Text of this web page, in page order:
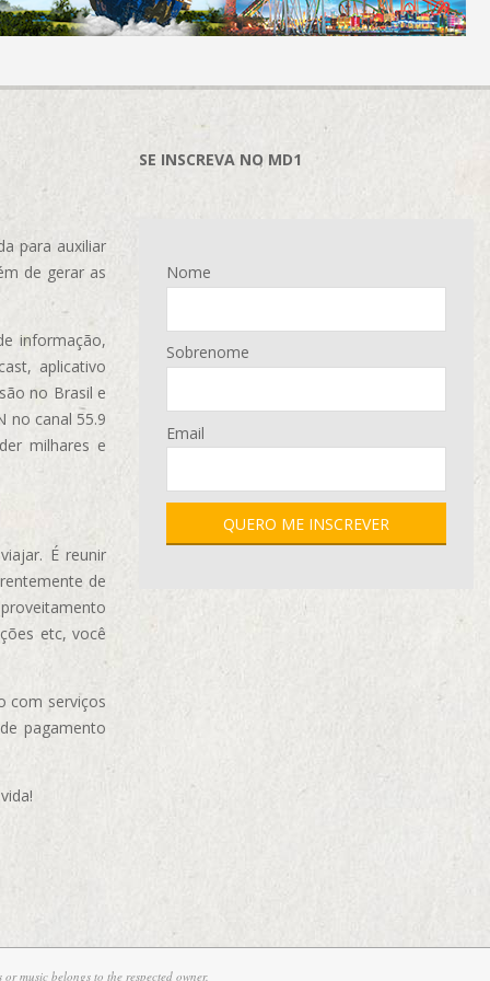
para auxiliar
de gerar as
informação,
aplicativo
no Brasil e
no canal 55.9
milhares e
É reunir
de
etc, você
com serviços
pagamento
SE INSCREVA NO MD1
Nome
Sobrenome
Email
music belongs to the respected owner.